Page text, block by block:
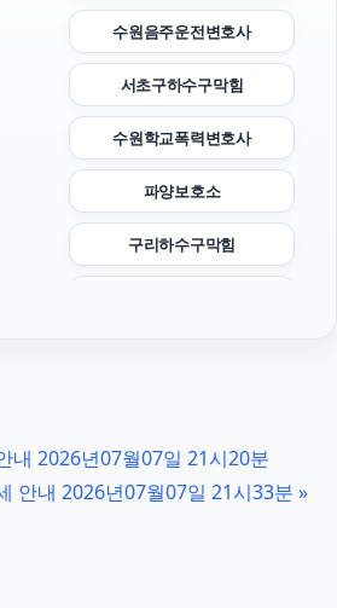
수원음주운전변호사
서초구하수구막힘
수원학교폭력변호사
파양보호소
구리하수구막힘
노원하수구막힘
내 2026년07월07일 21시20분
안내 2026년07월07일 21시33분 »